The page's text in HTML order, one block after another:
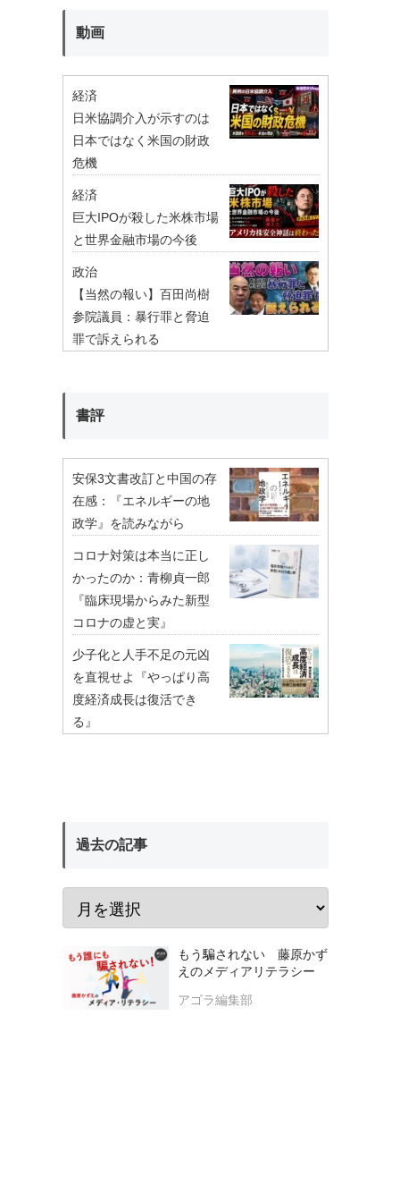
動画
経済
日米協調介入が示すのは
日本ではなく米国の財政
危機
経済
巨大IPOが殺した米株市場
と世界金融市場の今後
政治
【当然の報い】百田尚樹
参院議員：暴行罪と脅迫
罪で訴えられる
書評
安保3文書改訂と中国の存
在感：『エネルギーの地
政学』を読みながら
コロナ対策は本当に正し
かったのか：青柳貞一郎
『臨床現場からみた新型
コロナの虚と実』
少子化と人手不足の元凶
を直視せよ『やっぱり高
度経済成長は復活でき
る』
過去の記事
もう騙されない 藤原かず
えのメディアリテラシー
アゴラ編集部